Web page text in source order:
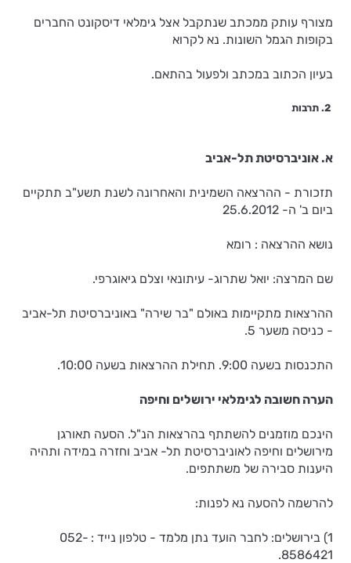
מצורף עותק ממכתב שנתקבל אצל גימלאי דיסקונט החברים
בקופות הגמל השונות. נא לקרוא
בעיון הכתוב במכתב ולפעול בהתאם.
א. אוניברסיטת תל-אביב
תזכורת - ההרצאה השמינית והאחרונה לשנת תשע"ב תתקיים
ביום ב' ה- 25.6.2012
נושא ההרצאה : רומא
שם המרצה: יואל שתרוג- עיתונאי וצלם גיאוגרפי.
ההרצאות מתקיימות באולם "בר שירה" באוניברסיטת תל-אביב
- כניסה משער 5.
התכנסות בשעה 9:00. תחילת ההרצאות בשעה 10:00.
הערה חשובה לגימלאי ירושלים וחיפה
הינכם מוזמנים להשתתף בהרצאות הנ"ל. הסעה תאורגן
מירושלים וחיפה לאוניברסיטת תל- אביב וחזרה במידה ותהיה
היענות סבירה של משתתפים.
להרשמה להסעה נא לפנות:
1) בירושלים: לחבר הועד נתן מלמד - טלפון נייד : 052-
8586421.